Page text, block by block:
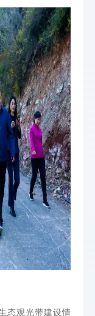
观光带建设情